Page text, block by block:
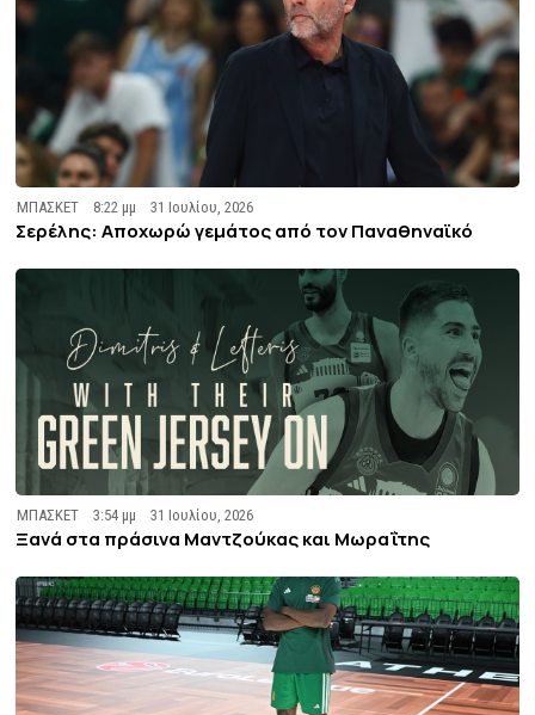
ΜΠΑΣΚΕΤ 8:22 μμ 31 Ιουλίου, 2026
Σερέλης: Αποχωρώ γεμάτος από τον Παναθηναϊκό
ΜΠΑΣΚΕΤ 3:54 μμ 31 Ιουλίου, 2026
Ξανά στα πράσινα Μαντζούκας και Μωραΐτης